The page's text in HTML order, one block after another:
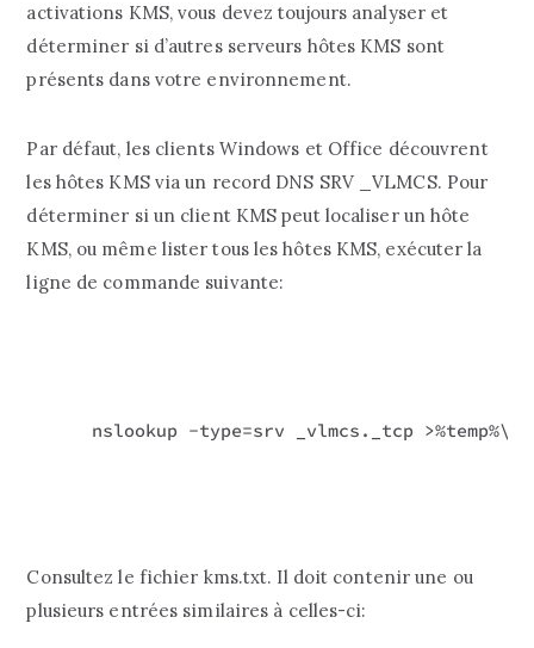
activations KMS, vous devez toujours analyser et
déterminer si d’autres serveurs hôtes KMS sont
présents dans votre environnement.
Par défaut, les clients Windows et Office découvrent
les hôtes KMS via un record DNS SRV _VLMCS. Pour
déterminer si un client KMS peut localiser un hôte
KMS, ou même lister tous les hôtes KMS, exécuter la
ligne de commande suivante:
nslookup -type=srv _vlmcs._tcp
Consultez le fichier kms.txt. Il doit contenir une ou
plusieurs entrées similaires à celles-ci: